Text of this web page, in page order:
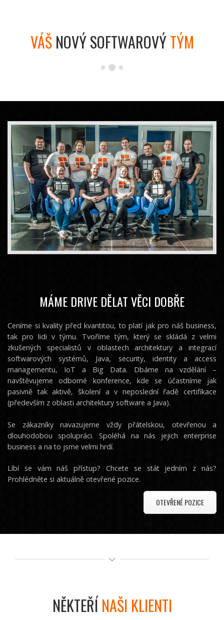
VÁŠNOVÝ SOFTWAROVÝTÝM
MÁME DRIVE DĚLAT VĚCI DOBŘE
Ceníme si kvality před kvantitou, to platí jak pro náš business,
tak pro lidi v týmu. Tvoříme tým, který se skládá z velmi
zkušených specialistů v oblastech architektury a integrací
softwarových systémů, Java, security, identity a access
managementu, IoT a Big Data. Dbáme na vzdělání –
navštěvujeme odborné konference, kde se účastníme jak
pasivně tak aktivě, školení a v neposlední řadě certifikace
(především z oblasti architektury software a Java).
Se zákazníky navazujeme vždy přátelskou, otevřenou a
dlouhodobou spolupráci. Spoléhá na nás jejich enterprise
business a na to jsme velmi hrdí.
Líbí se vám náš přístup? Chcete se stát jedním z nás?
Prohlédněte si aktuálně otevřené pozice.
OTEVŘENÉ POZICE
NĚKTEŘÍ NAŠI KLIENTI